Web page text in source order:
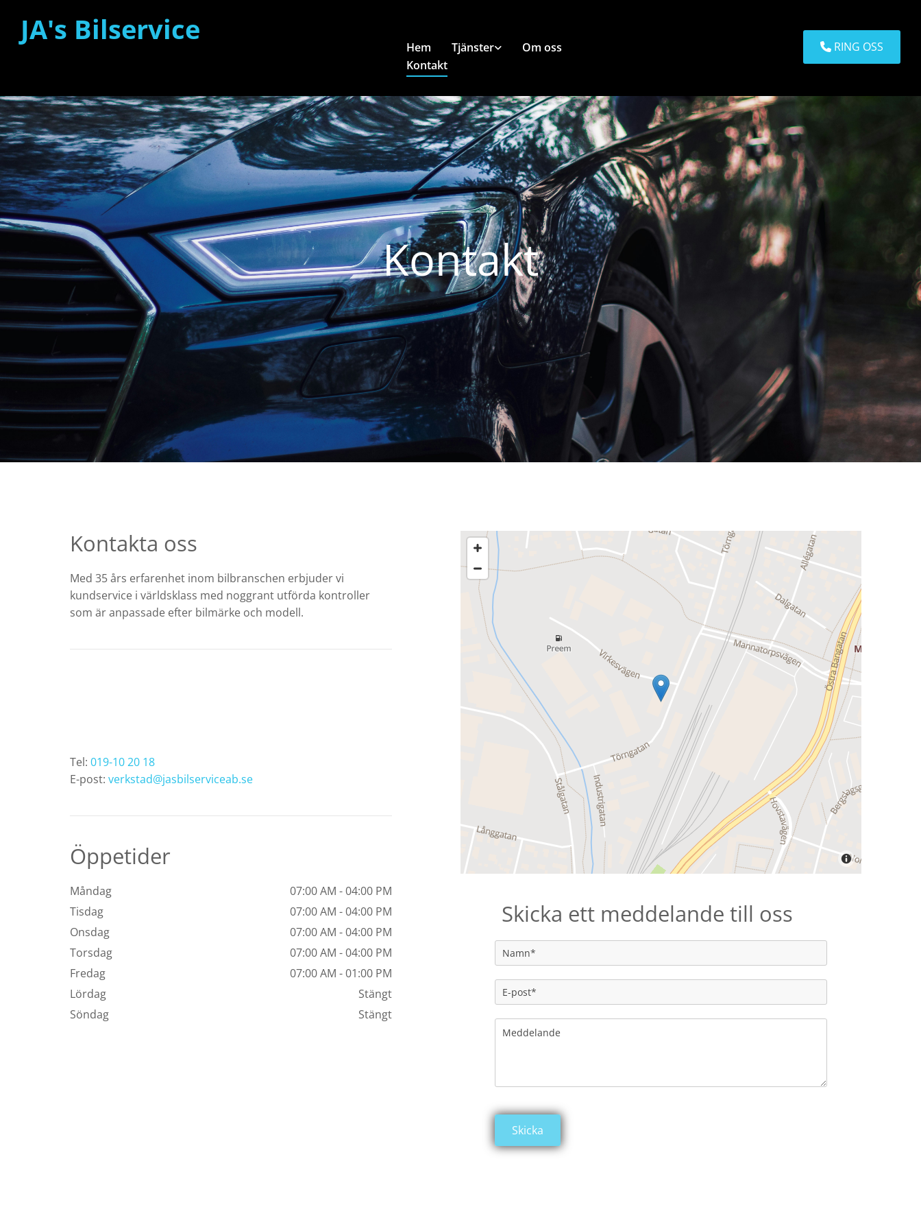
JA's Bilservice
Hem Tjänster
Om oss
Kontakt
RING OSS
Kontakt
Kontakta oss
Med 35 års erfarenhet inom bilbranschen erbjuder vi
kundservice i världsklass med noggrant utförda kontroller
som är anpassade efter bilmärke och modell.
Tel: 019-10 20 18
E-post: verkstad@jasbilserviceab.se
Öppetider
Måndag
07:00 AM - 04:00 PM
Tisdag
07:00 AM - 04:00 PM
Onsdag
07:00 AM - 04:00 PM
Torsdag
07:00 AM - 04:00 PM
Fredag
07:00 AM - 01:00 PM
Lördag
Stängt
Söndag
Stängt
Skicka ett meddelande till oss